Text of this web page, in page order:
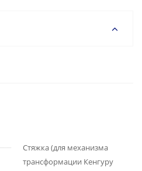
Стяжка (для механизма
трансформации Кенгуру